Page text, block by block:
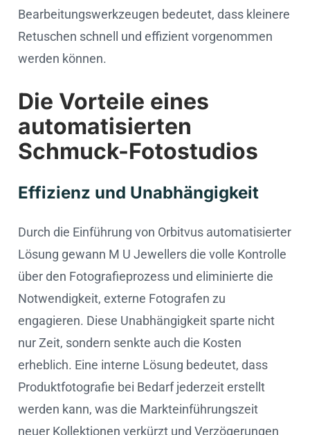
Bearbeitungswerkzeugen bedeutet, dass kleinere
Retuschen schnell und effizient vorgenommen
werden können.
Die Vorteile eines
automatisierten
Schmuck-Fotostudios
Effizienz und Unabhängigkeit
Durch die Einführung von Orbitvus automatisierter
Lösung gewann M U Jewellers die volle Kontrolle
über den Fotografieprozess und eliminierte die
Notwendigkeit, externe Fotografen zu
engagieren. Diese Unabhängigkeit sparte nicht
nur Zeit, sondern senkte auch die Kosten
erheblich. Eine interne Lösung bedeutet, dass
Produktfotografie bei Bedarf jederzeit erstellt
werden kann, was die Markteinführungszeit
neuer Kollektionen verkürzt und Verzögerungen